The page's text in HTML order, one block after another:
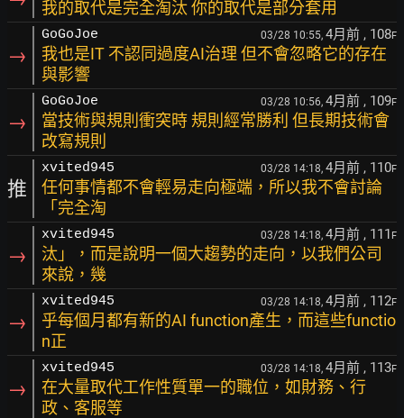
我的取代是完全淘汰 你的取代是部分套用
→
GoGoJoe 03/28 10:55, 4月前 , 108F
我也是IT 不認同過度AI治理 但不會忽略它的存在
與影響
→
GoGoJoe 03/28 10:56, 4月前 , 109F
當技術與規則衝突時 規則經常勝利 但長期技術會
改寫規則
推
xvited945 03/28 14:18, 4月前 , 110F
任何事情都不會輕易走向極端，所以我不會討論
「完全淘
→
xvited945 03/28 14:18, 4月前 , 111 F
汰」，而是說明一個大趨勢的走向，以我們公司
來說，幾
→
xvited945 03/28 14:18, 4月前 , 112F
乎每個月都有新的AI function產生，而這些functio
n正
→
xvited945 03/28 14:18, 4月前 , 113F
在大量取代工作性質單一的職位，如財務、行
政、客服等